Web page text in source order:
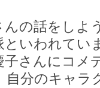
んの話をしよ
といわれてい
さんにコメ
自分のキャラ